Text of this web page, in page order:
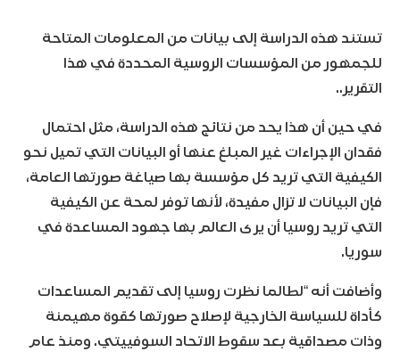
تستند هذه الدراسة إلى بيانات من المعلومات المتاحة
للجمهور من المؤسسات الروسية المحددة في هذا
التقرير..
في حين أن هذا يحد من نتائج هذه الدراسة، مثل احتمال
فقدان الإجراءات غير المبلغ عنها أو البيانات التي تميل نحو
الكيفية التي تريد كل مؤسسة بها صياغة صورتها العامة،
فإن البيانات لا تزال مفيدة، لأنها توفر لمحة عن الكيفية
التي تريد روسيا أن يرى العالم بها جهود المساعدة في
سوريا.
وأضافت أنه “لطالما نظرت روسيا إلى تقديم المساعدات
كأداة للسياسة الخارجية لإصلاح صورتها كقوة مهيمنة
وذات مصداقية بعد سقوط الاتحاد السوفييتي. ومنذ عام